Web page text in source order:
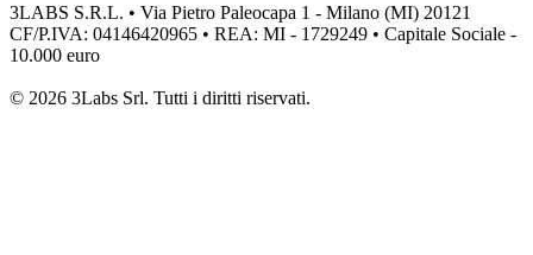
3LABS S.R.L. • Via Pietro Paleocapa 1 - Milano (MI) 20121
CF/P.IVA: 04146420965 • REA: MI - 1729249 • Capitale Sociale -
10.000 euro
© 2026 3Labs Srl. Tutti i diritti riservati.